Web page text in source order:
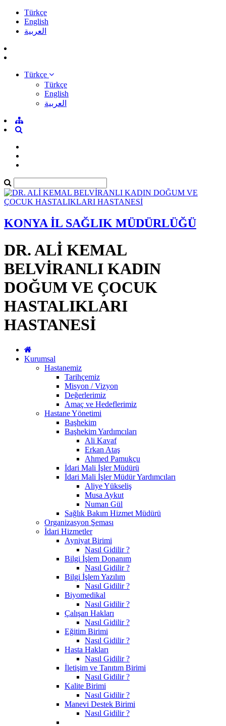
Türkçe
English
العربية
Türkçe
Türkçe
English
العربية
KONYA İL SAĞLIK MÜDÜRLÜĞÜ
DR. ALİ KEMAL
BELVİRANLI KADIN
DOĞUM VE ÇOCUK
HASTALIKLARI
HASTANESİ
Kurumsal
Hastanemiz
Tarihçemiz
Misyon / Vizyon
Değerlerimiz
Amaç ve Hedeflerimiz
Hastane Yönetimi
Başhekim
Başhekim Yardımcıları
Ali Kavaf
Erkan Ataş
Ahmed Pamukçu
İdari Mali İşler Müdürü
İdari Mali İşler Müdür Yardımcıları
Aliye Yükseliş
Musa Aykut
Numan Gül
Sağlık Bakım Hizmet Müdürü
Organizasyon Şeması
İdari Hizmetler
Ayniyat Birimi
Nasıl Gidilir ?
Bilgi İşlem Donanım
Nasıl Gidilir ?
Bilgi İşlem Yazılım
Nasıl Gidilir ?
Biyomedikal
Nasıl Gidilir ?
Çalışan Hakları
Nasıl Gidilir ?
Eğitim Birimi
Nasıl Gidilir ?
Hasta Hakları
Nasıl Gidilir ?
İletişim ve Tanıtım Birimi
Nasıl Gidilir ?
Kalite Birimi
Nasıl Gidilir ?
Manevi Destek Birimi
Nasıl Gidilir ?